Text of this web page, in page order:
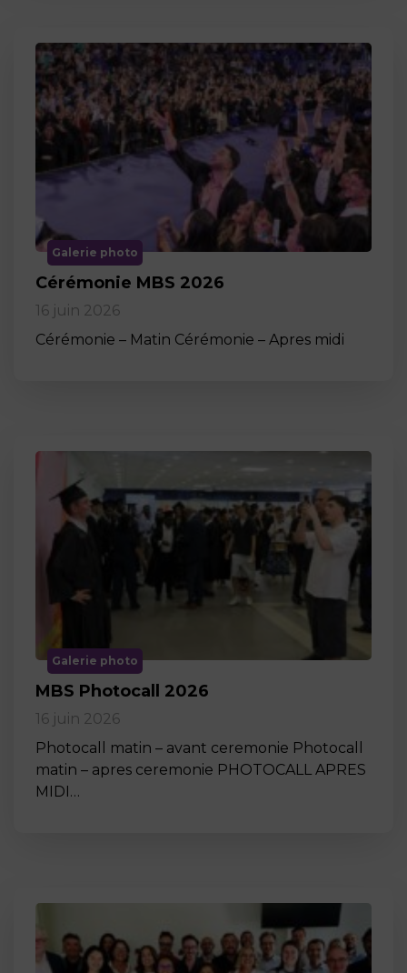
Galerie photo
Cérémonie MBS 2026
16 juin 2026
Cérémonie – Matin Cérémonie – Apres midi
Galerie photo
MBS Photocall 2026
16 juin 2026
Photocall matin – avant ceremonie Photocall
matin – apres ceremonie PHOTOCALL APRES
MIDI…